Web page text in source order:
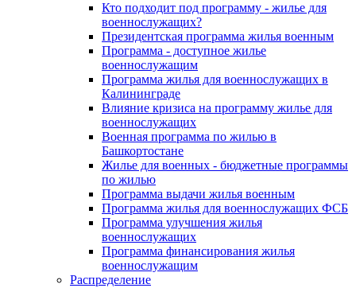
Кто подходит под программу - жилье для
военнослужащих?
Президентская программа жилья военным
Программа - доступное жилье
военнослужащим
Программа жилья для военнослужащих в
Калининграде
Влияние кризиса на программу жилье для
военнослужащих
Военная программа по жилью в
Башкортостане
Жилье для военных - бюджетные программы
по жилью
Программа выдачи жилья военным
Программа жилья для военнослужащих ФСБ
Программа улучшения жилья
военнослужащих
Программа финансирования жилья
военнослужащим
Распределение